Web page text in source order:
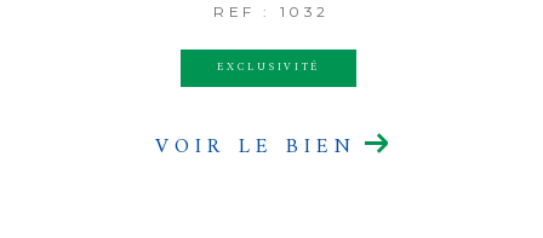
REF : 1032
EXCLUSIVITÉ
VOIR LE BIEN